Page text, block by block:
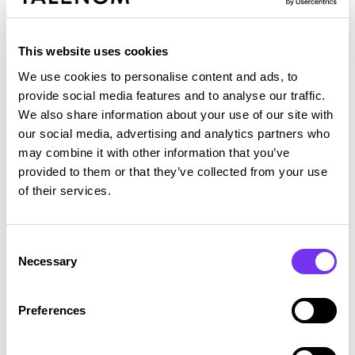
This website uses cookies
We use cookies to personalise content and ads, to
provide social media features and to analyse our traffic.
We also share information about your use of our site with
our social media, advertising and analytics partners who
may combine it with other information that you’ve
provided to them or that they’ve collected from your use
of their services.
Selection
Necessary
Preferences
Roope Kuivasmäki
+3584 578 202 158